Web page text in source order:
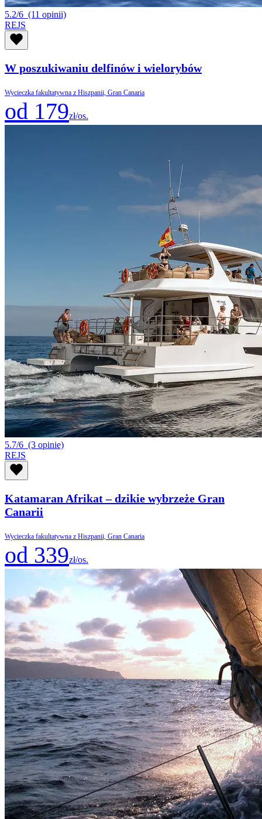
5.2/6 (11 opinii)
REJS
W poszukiwaniu delfinów i wielorybów
Wycieczka fakultatywna z Hiszpanii, Gran Canaria
od 179zł/os.
5.7/6 (3 opinie)
REJS
Katamaran Afrikat – dzikie wybrzeże Gran
Canarii
Wycieczka fakultatywna z Hiszpanii, Gran Canaria
od 339zł/os.